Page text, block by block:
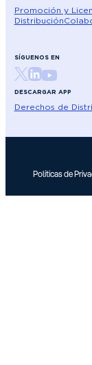
Promoción y
Distribución
SÍGUENOS EN
DESCARGAR APP
Derechos de
Políticas de